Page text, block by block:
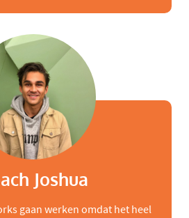
Joshua
gaan werken omdat het heel